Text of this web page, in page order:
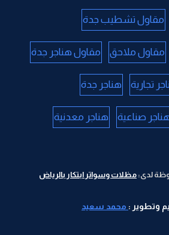
مقاول تشطيب جدة
مقاول ملاحق مقاول هناجر جدة
تجارية هناجر جدة
صناعية هناجر معدنية
لدى: مظلات وسواتر ابتكار بالرياض
وتطوير : محمد سعيد